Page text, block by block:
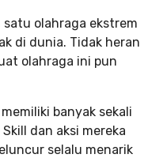
olahraga ekstrem
di dunia. Tidak heran
olahraga ini pun
banyak sekali
dan aksi mereka
selalu menarik